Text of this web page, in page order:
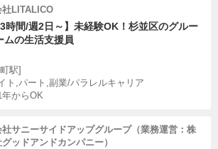
社LITALICO
3時間/週2日～】未経験OK！杉並区のグルー
ムの生活支援員
駅]
ト,パート,副業/パラレルキャリア
年からOK
社サニーサイドアップグループ（業務運営：株
ッドアンドカンパニー）